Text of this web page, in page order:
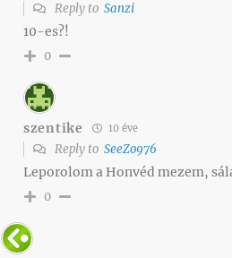
Reply to Sanzi
10-es?!
0
szentike 10 éve
Reply to SeeZo976
Leporolom a Honvéd mezem,
0